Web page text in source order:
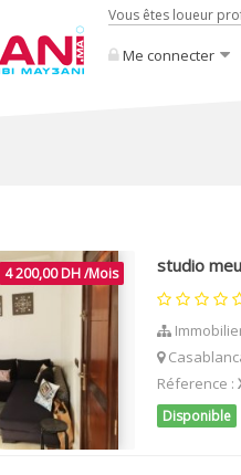
Vous êtes loueur
Me connecter
4 200,00 DH /Mois studio
Réference :
Disponible